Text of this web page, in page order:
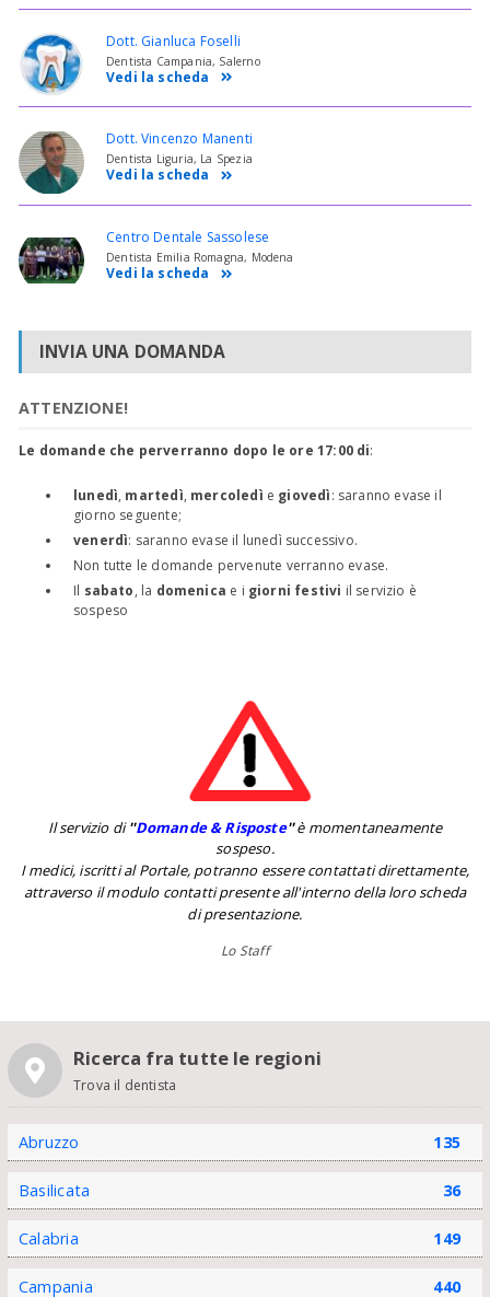
Dott. Gianluca Foselli
Dentista Campania, Salerno
Vedi la scheda
Dott. Vincenzo Manenti
Dentista Liguria, La Spezia
Vedi la scheda
Centro Dentale Sassolese
Dentista Emilia Romagna, Modena
Vedi la scheda
INVIA UNA DOMANDA
ATTENZIONE!
Le domande che perverranno dopo le ore 17:00 di:
lunedì, martedì, mercoledì e giovedì: saranno evase il
giorno seguente;
venerdì: saranno evase il lunedì successivo.
Non tutte le domande pervenute verranno evase.
Il sabato, la domenica e i giorni festivi il servizio è
sospeso
Il servizio di''Domande & Risposte''è momentaneamente
sospeso.
I medici, iscritti al Portale, potranno essere contattati direttamente,
attraverso il modulo contatti presente all'interno della loro scheda
di presentazione.
Lo Staff
Ricerca fra tutte le regioni
Trova il dentista
Abruzzo 135
Basilicata 36
Calabria 149
Campania 440